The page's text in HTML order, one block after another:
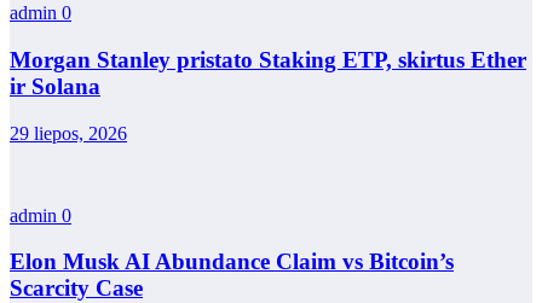
admin 0
Morgan Stanley pristato Staking ETP, skirtus Ether
ir Solana
29 liepos, 2026
admin 0
Elon Musk AI Abundance Claim vs Bitcoin’s
Scarcity Case